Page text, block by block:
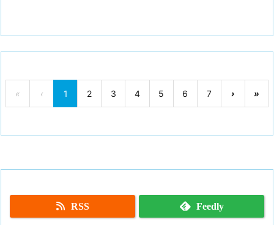
« ‹ 1 2 3 4 5 6 7 › »
RSS Feedly